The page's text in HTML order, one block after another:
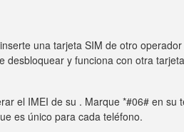
una tarjeta SIM de otro
y funciona con otra
el IMEI de su . Marque *#06# en su
es único para cada teléfono.